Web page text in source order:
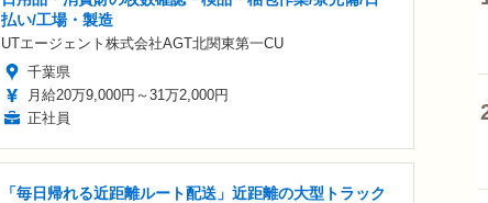
払い/工場・製造
UTエージェント株式会社AGT北関東第一CU
千葉県
月給20万9,000円～31万2,000円
正社員
「毎日帰れる近距離ルート配送」近距離の大型トラック